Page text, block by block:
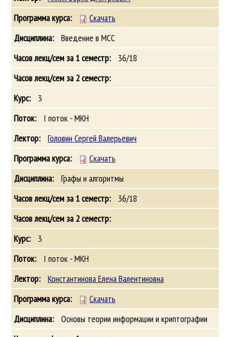
Скачать
Введение в МСС
36/18
3
I поток - МКН
Головин Сергей Валерьевич
Скачать
Графы и алгоритмы
36/18
3
I поток - МКН
Константинова Елена Валентиновна
Скачать
Основы теории информации и криптографии